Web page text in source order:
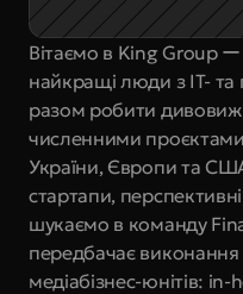
404
Вітаємо в King Group
найкращі люди з IT- та
разом робити
численними
України, Європи та
стартапи,
шукаємо в команду
передбачає
медіабізнес-юнітів: